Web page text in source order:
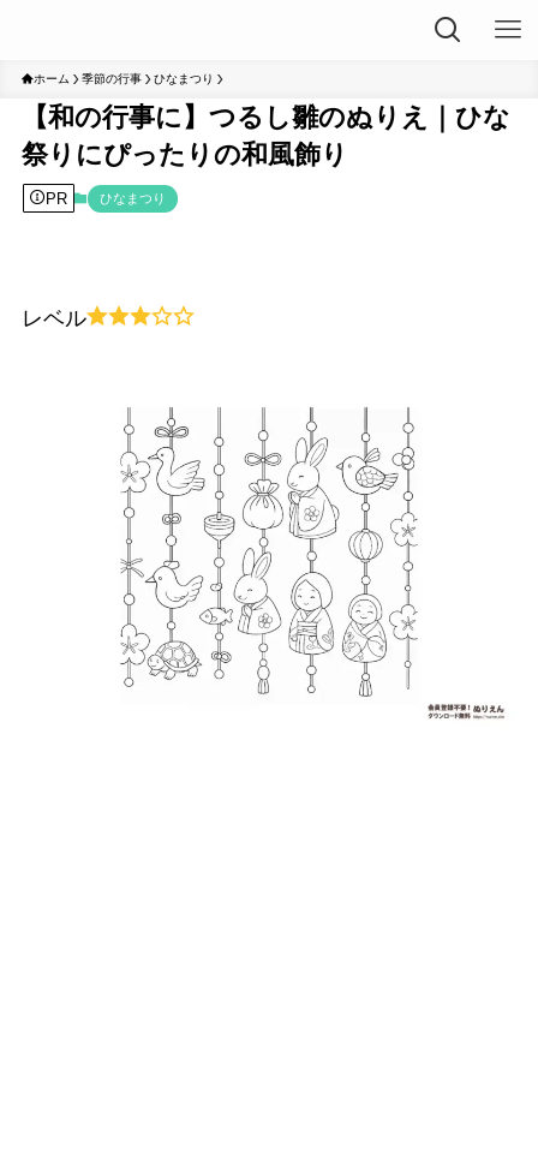
ホーム 季節の行事 ひなまつり
【和の行事に】つるし雛のぬりえ｜ひな
祭りにぴったりの和風飾り
PR ひなまつり
レベル